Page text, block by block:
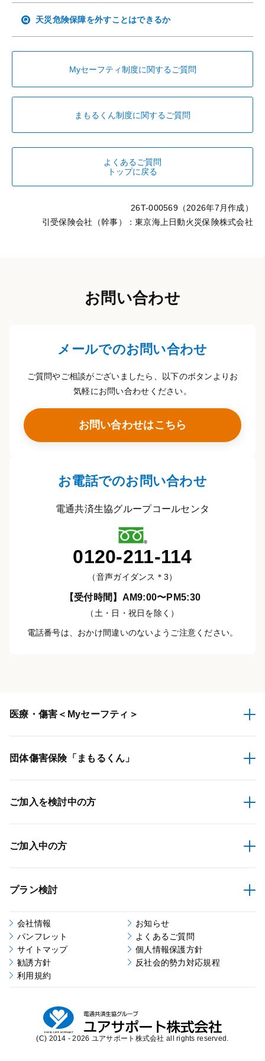
天災危険保障を外すことはできるか
Myセーフティ制度に関するご質問
まもるくん制度に関するご質問
よくあるご質問
トップに戻る
26T-000569（2026年7月作成）
引受保険会社（幹事）：東京海上日動火災保険株式会社
お問い合わせ
メールでのお問い合わせ
ご質問やご相談がございましたら、以下のボタンよりお
気軽にお問い合わせください。
お問い合わせはこちら
お電話でのお問い合わせ
電通共済生協グループコールセンタ
0120-211-114
（音声ガイダンス＊3）
【受付時間】AM9:00〜PM5:30
（土・日・祝日を除く）
電話番号は、おかけ間違いのないようご注意ください。
医療・傷害 ＜Myセーフティ＞
団体傷害保険「まもるくん」
ご加入を検討中の方
ご加入中の方
プラン検討
会社情報
お知らせ
パンフレット
よくあるご質問
サイトマップ
個人情報保護方針
勧誘方針
反社会的勢力対応規程
利用規約
(C) 2014 - 2026 ユアサポート株式会社 all rights reserved.